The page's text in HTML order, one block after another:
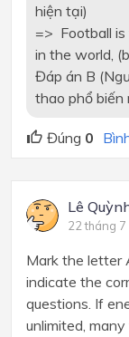
hiện tại)
=> Football
in the world,
Đáp án B
thao phổ biến
Đúng 0
Lê
22 tháng
Mark the letter
indicate the
questions. If
unlimited,